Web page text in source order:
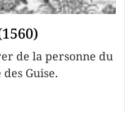
de la personne du
Guise.